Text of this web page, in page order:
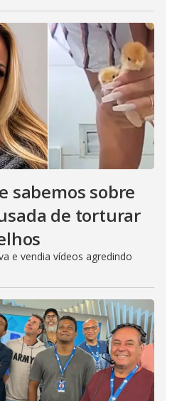
sabemos sobre
de torturar
e vendia vídeos agredindo